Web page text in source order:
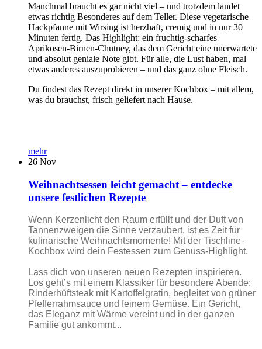
Manchmal braucht es gar nicht viel – und trotzdem landet
etwas richtig Besonderes auf dem Teller. Diese vegetarische
Hackpfanne mit Wirsing ist herzhaft, cremig und in nur 30
Minuten fertig. Das Highlight: ein fruchtig-scharfes
Aprikosen-Birnen-Chutney, das dem Gericht eine unerwartete
und absolut geniale Note gibt. Für alle, die Lust haben, mal
etwas anderes auszuprobieren – und das ganz ohne Fleisch.
Du findest das Rezept direkt in unserer Kochbox – mit allem,
was du brauchst, frisch geliefert nach Hause.
mehr
26 Nov
Weihnachtsessen leicht gemacht – entdecke
unsere festlichen Rezepte
Wenn Kerzenlicht den Raum erfüllt und der Duft von
Tannenzweigen die Sinne verzaubert, ist es Zeit für
kulinarische Weihnachtsmomente! Mit der Tischline-
Kochbox wird dein Festessen zum Genuss-Highlight.
Lass dich von unseren neuen Rezepten inspirieren.
Los geht’s mit einem Klassiker für besondere Abende:
Rinderhüftsteak mit Kartoffelgratin, begleitet von grüner
Pfefferrahmsauce und feinem Gemüse. Ein Gericht,
das Eleganz mit Wärme vereint und in der ganzen
Familie gut ankommt...